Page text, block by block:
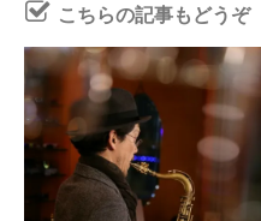
こちらの記事もどうぞ